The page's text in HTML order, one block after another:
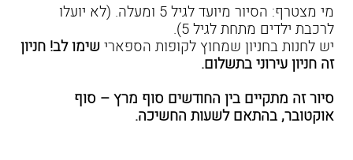
מי מצטרף: הסיור מיועד לגיל 5 ומעלה. (לא יועלו
לרכבת ילדים מתחת לגיל 5).
יש לחנות בחניון שמחוץ לקופות הספארישימו לב! חניון
זה חניון עירוני בתשלום.
סיור זה מתקיים בין החודשים סוף מרץ – סוף
אוקטובר, בהתאם לשעות החשיכה.